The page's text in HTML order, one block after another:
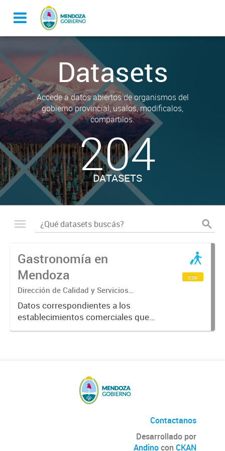
Datasets
Accede a datos abiertos de organismos del
gobierno provincial, usalos, modificalos,
compartilos.
204
DATASETS
Gastronomía en
Mendoza
Dirección de Calidad y Servicios
Turísticos
Datos correspondientes a los
establecimientos comerciales que
provén servicios turísticos de
csv
Contactanos
Desarrollado por
Andinocon CKAN